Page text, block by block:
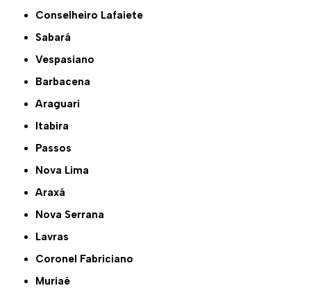
Conselheiro Lafaiete
Sabará
Vespasiano
Barbacena
Araguari
Itabira
Passos
Nova Lima
Araxá
Nova Serrana
Lavras
Coronel Fabriciano
Muriaé